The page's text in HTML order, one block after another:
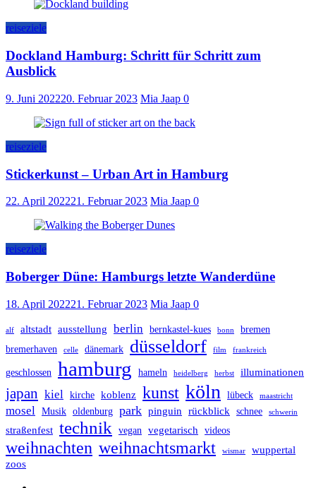
reiseziele
Dockland Hamburg: Schritt für Schritt zum
Ausblick
9. Juni 202220. Februar 2023 Mia Jaap 0
reiseziele
Stickerkunst – Urban Art in Hamburg
22. April 202221. Februar 2023 Mia Jaap 0
reiseziele
Boberger Düne: Hamburgs letzte Wanderdüne
18. April 202221. Februar 2023 Mia Jaap 0
alf altstadt ausstellung berlin bernkastel-kues bonn
bremen
bremerhaven
celle dänemark düsseldorf film frankreich
geschlossen hamburg hameln heidelberg herbst illuminationen
japan kiel kirche koblenz kunst köln lübeck maastricht
mosel Musik oldenburg park pinguin rückblick schnee schwerin
straßenfest technik vegan vegetarisch videos
weihnachten weihnachtsmarkt wismar
wuppertal
zoos